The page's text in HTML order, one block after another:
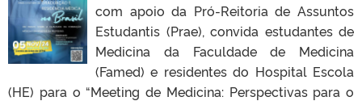
com apoio da Pró-Reitoria de Assuntos
Estudantis (Prae), convida estudantes de
Medicina da Faculdade de Medicina
(Famed) e residentes do Hospital Escola
(HE) para o “Meeting de Medicina: Perspectivas para o